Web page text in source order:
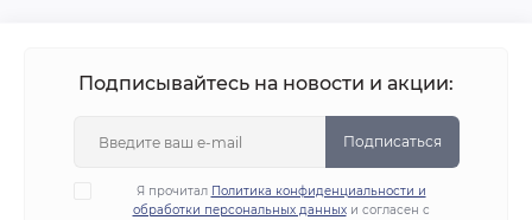
Подписывайтесь на новости и акции:
Подписаться
Я прочитал Политика конфиденциальности и
обработки персональных данныхи согласен с